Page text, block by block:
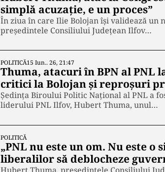
simplă acuzație, e un proces”
În ziua în care Ilie Bolojan își validează un
președintele Consiliului Județean Ilfov…
POLITICĂ15 Iun.. 26, 21:47
Thuma, atacuri în BPN al
critici la Bolojan și reproșuri
Ședința Biroului Politic Național al PNL a
liderului PNL Ilfov, Hubert Thuma, unul…
POLITICĂ
„PNL nu este un om. Nu este
liberalilor să deblocheze